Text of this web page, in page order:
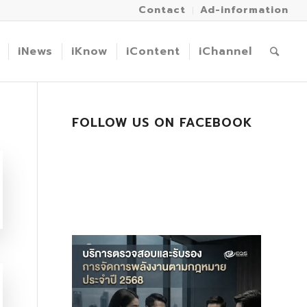
Contact Ad-information
iNews iKnow iContent iChannel
FOLLOW US ON FACEBOOK